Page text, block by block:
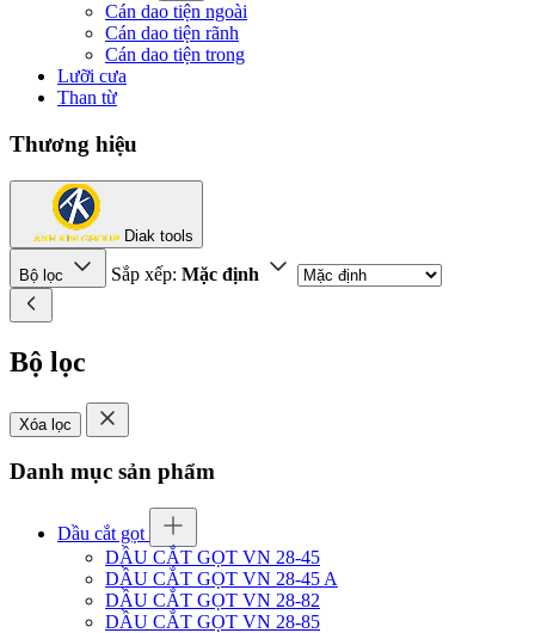
Cán dao tiện ngoài
Cán dao tiện rãnh
Cán dao tiện trong
Lưỡi cưa
Than từ
Thương hiệu
Diak tools
Bộ lọc Sắp xếp: Mặc định
Bộ lọc
Xóa lọc
Danh mục sản phẩm
Dầu cắt gọt
DẦU CẮT GỌT VN 28-45
DẦU CẮT GỌT VN 28-45 A
DẦU CẮT GỌT VN 28-82
DẦU CẮT GỌT VN 28-85